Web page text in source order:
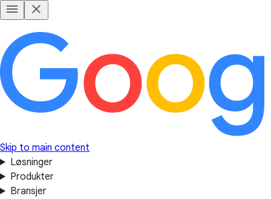
Skip to main content
Løsninger
Produkter
Bransjer